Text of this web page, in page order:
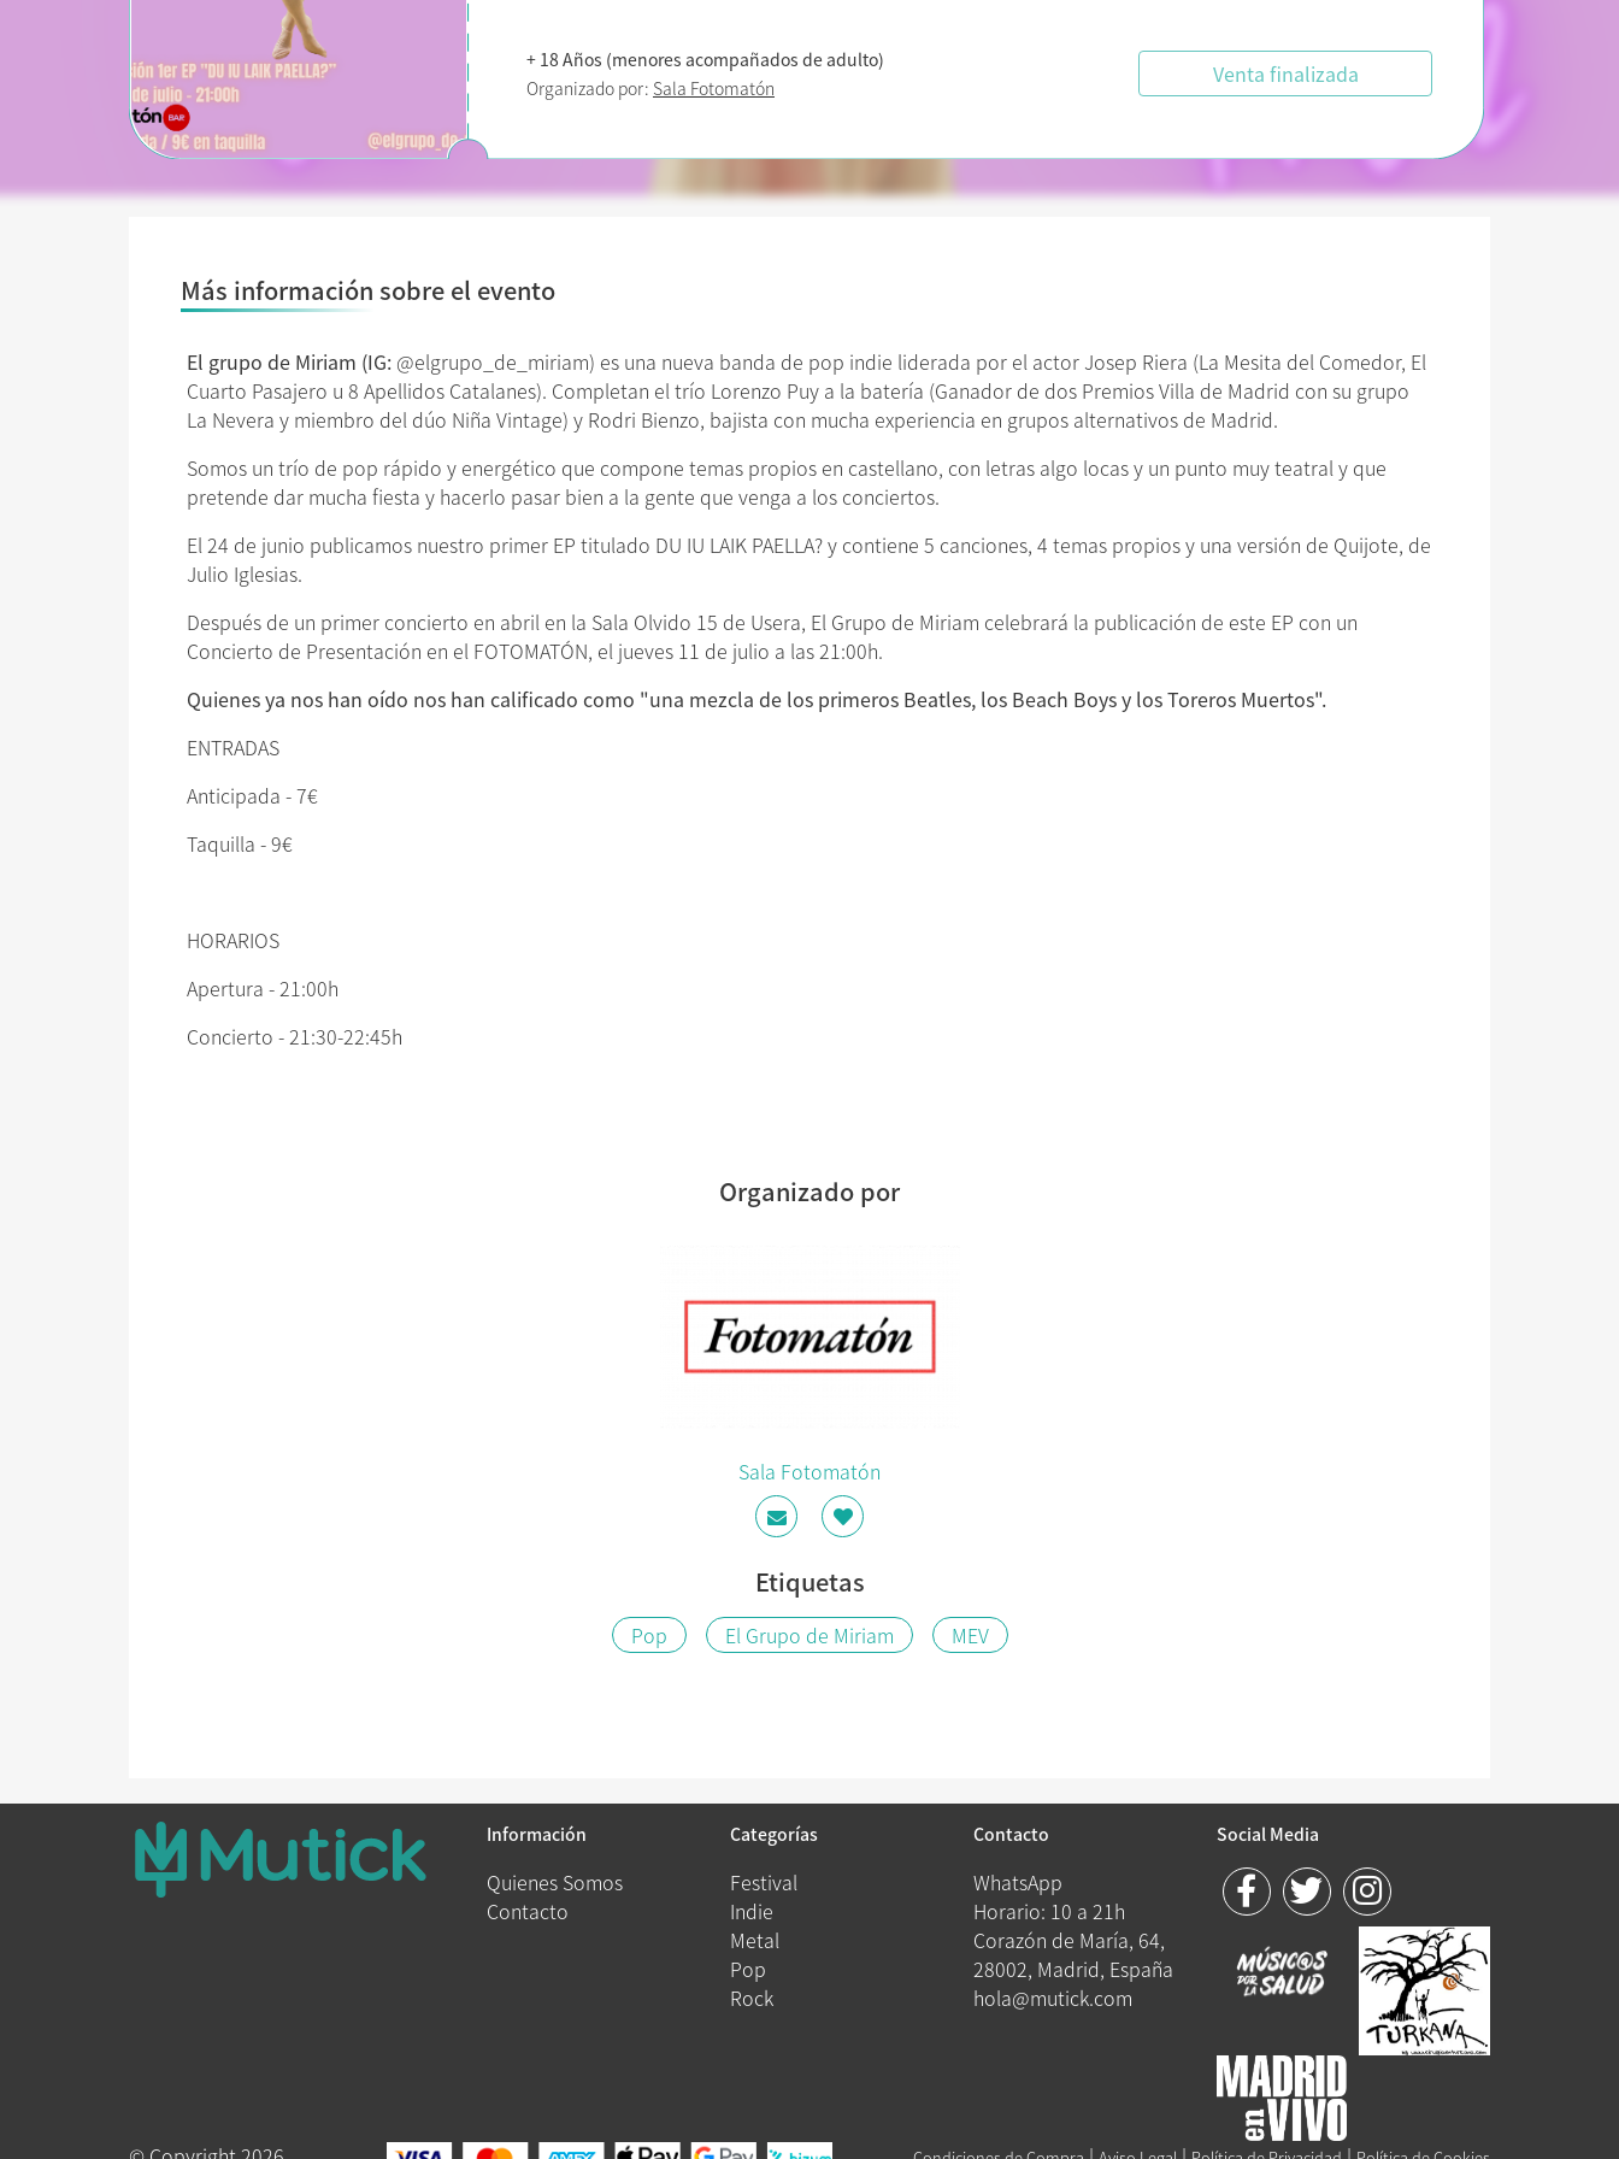
+ 18 Años (menores acompañados de adulto)
Organizado por: Sala Fotomatón Venta finalizada
Más información sobre el evento
El grupo de Miriam (IG: @elgrupo_de_miriam) es una nueva banda de pop indie liderada por el actor Josep Riera (La Mesita del Comedor, El
Cuarto Pasajero u 8 Apellidos Catalanes). Completan el trío Lorenzo Puy a la batería (Ganador de dos Premios Villa de Madrid con su grupo
La Nevera y miembro del dúo Niña Vintage) y Rodri Bienzo, bajista con mucha experiencia en grupos alternativos de Madrid.
Somos un trío de pop rápido y energético que compone temas propios en castellano, con letras algo locas y un punto muy teatral y que
pretende dar mucha fiesta y hacerlo pasar bien a la gente que venga a los conciertos.
El 24 de junio publicamos nuestro primer EP titulado DU IU LAIK PAELLA? y contiene 5 canciones, 4 temas propios y una versión de Quijote, de
Julio Iglesias.
Después de un primer concierto en abril en la Sala Olvido 15 de Usera, El Grupo de Miriam celebrará la publicación de este EP con un
Concierto de Presentación en el FOTOMATÓN, el jueves 11 de julio a las 21:00h.
Quienes ya nos han oído nos han calificado como "una mezcla de los primeros Beatles, los Beach Boys y los Toreros Muertos".
ENTRADAS
Anticipada - 7€
Taquilla - 9€
HORARIOS
Apertura - 21:00h
Concierto - 21:30-22:45h
Organizado por
Sala Fotomatón
Etiquetas
Pop El Grupo de Miriam MEV
Información
Quienes Somos
Contacto
Categorías
Festival
Indie
Metal
Pop
Rock
Contacto
WhatsApp
Horario: 10 a 21h
Corazón de María, 64,
28002, Madrid, España
hola@mutick.com
Social Media